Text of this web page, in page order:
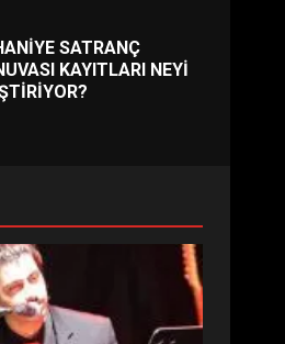
SATRANÇ
KAYITLARI NEYİ
NASIL ŞEKİLLENDİ?
SU MİRASI İÇİN